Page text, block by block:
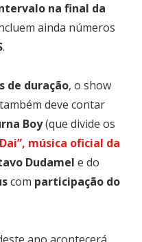
na final da
ainda números
.
de duração, o show
deve contar
Boy(que divide os
música oficial da
Dudamel e do
com participação do